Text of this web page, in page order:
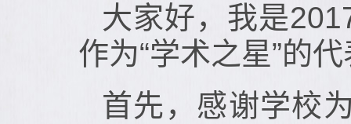
大家好，我是
作为“学术之星”的
首先，感谢学校